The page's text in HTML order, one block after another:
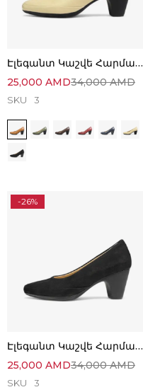
Էլեգանտ Կաշվե Հարմարավետ Կոշիկներ
34,000AMD
25,000 AMD
SKU 3
-26%
Էլեգանտ Կաշվե Հարմարավետ Կոշիկներ
34,000AMD
25,000 AMD
SKU 3